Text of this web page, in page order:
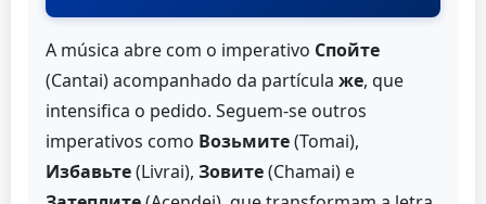
A música abre com o imperativo Спойте
(Cantai) acompanhado da partícula же, que
intensifica o pedido. Seguem-se outros
imperativos como Возьмите(Tomai),
Избавьте(Livrai), Зовите(Chamai) e